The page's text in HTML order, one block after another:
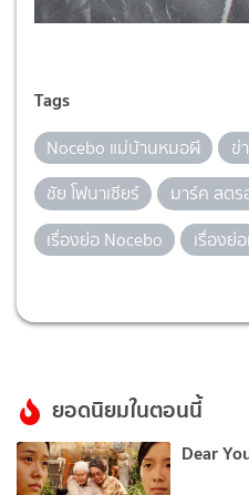
Tags
Nocebo แม่บ้านหมอผี
ข่
ชัย โฟนาเซียร์
มาร์ค สตร
เรื่องย่อ Nocebo
เรื่องย่
ยอดนิยมในตอนนี้
Dear